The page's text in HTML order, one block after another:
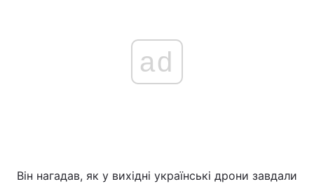
ad
Він нагадав, як у вихідні українські дрони завдали